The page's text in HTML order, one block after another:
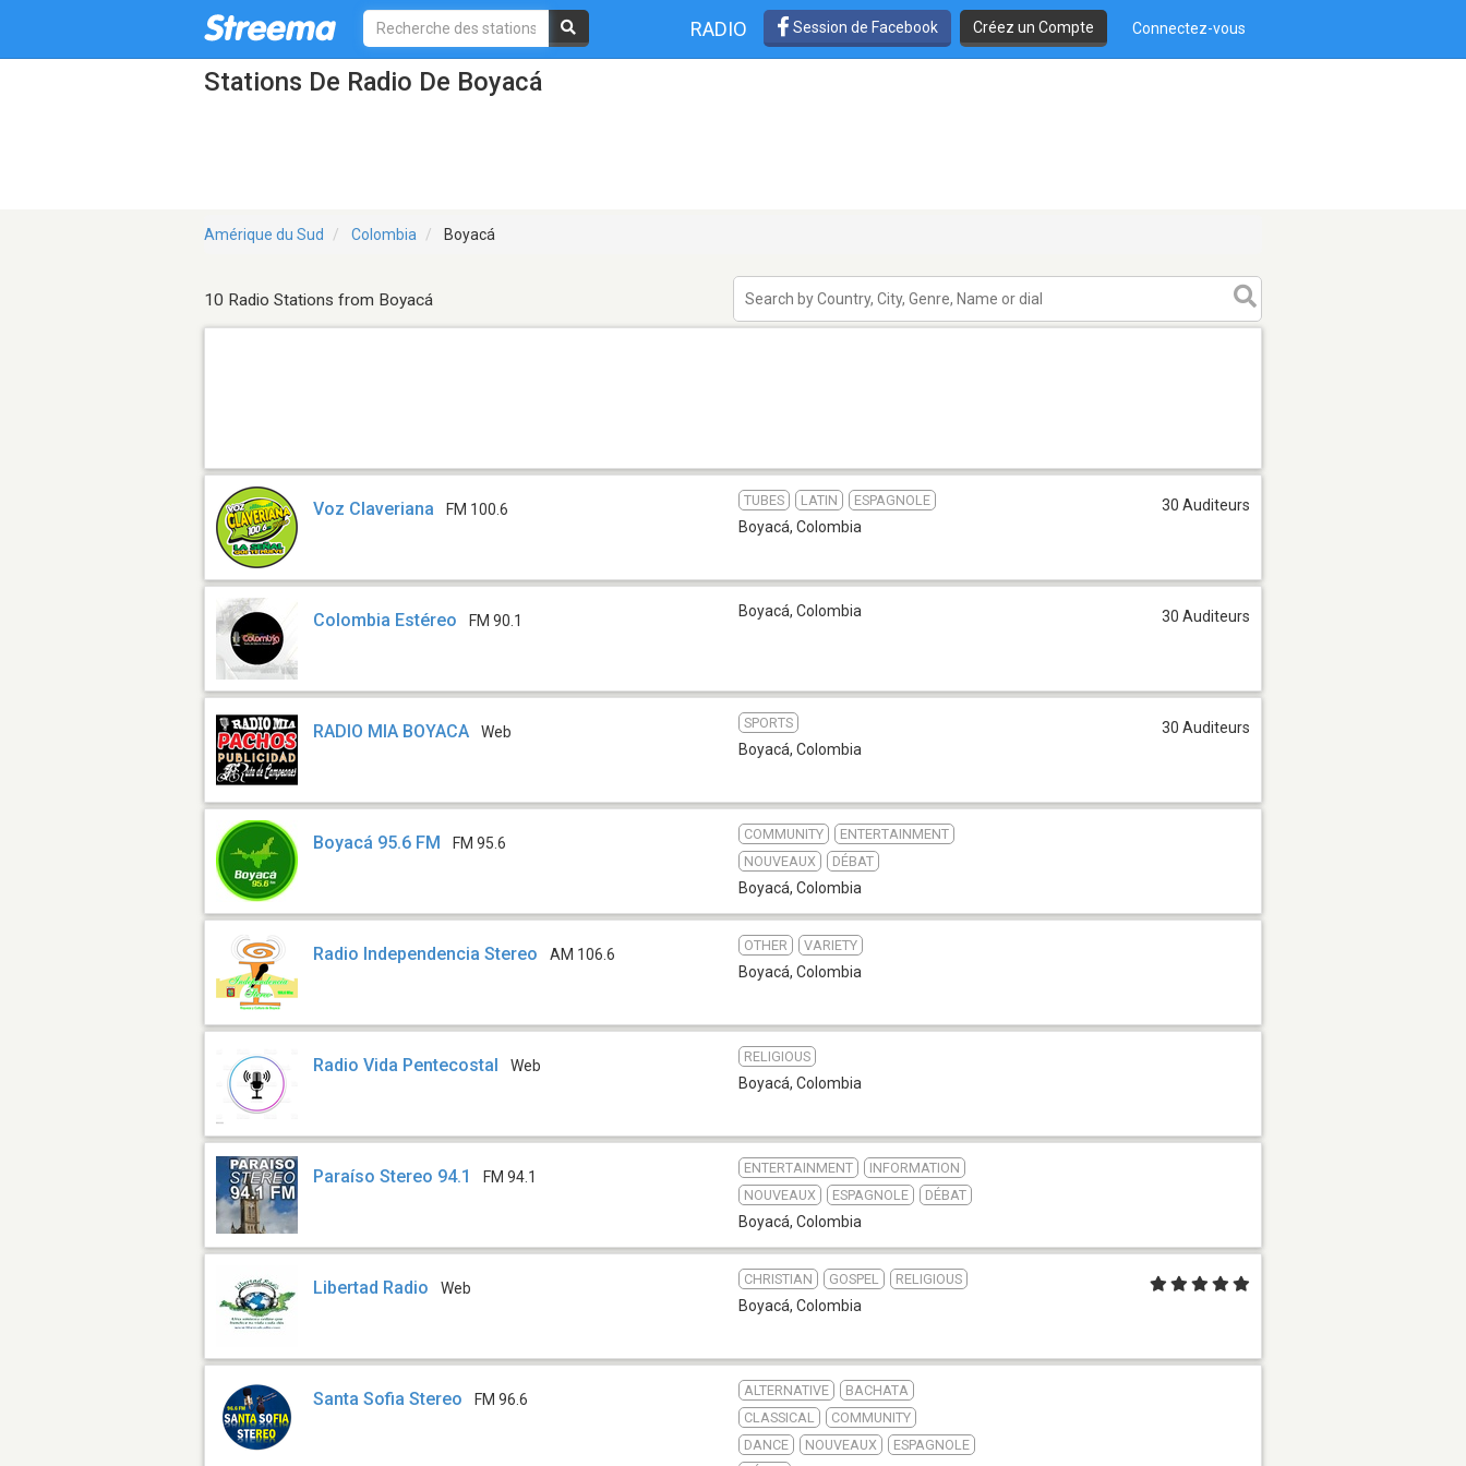
RADIO Session de Facebook Créez un Compte Connectez-vous
Stations De Radio De Boyacá
Amérique du Sud Colombia Boyacá
10 Radio Stations from Boyacá
Voz Claveriana FM 100.6
TUBES LATIN ESPAGNOLE
Boyacá, Colombia
30 Auditeurs
Colombia Estéreo FM 90.1
Boyacá, Colombia 30 Auditeurs
RADIO MIA BOYACA Web
SPORTS
Boyacá, Colombia
30 Auditeurs
Boyacá 95.6 FM FM 95.6
COMMUNITY
ENTERTAINMENT
NOUVEAUX
DÉBAT
Boyacá, Colombia
Radio Independencia Stereo AM 106.6
OTHER VARIETY
Boyacá, Colombia
Radio Vida Pentecostal Web
RELIGIOUS
Boyacá, Colombia
Paraíso Stereo 94.1 FM 94.1
ENTERTAINMENT
INFORMATION
NOUVEAUX
ESPAGNOLE DÉBAT
Boyacá, Colombia
Libertad Radio Web
CHRISTIAN GOSPEL RELIGIOUS
Boyacá, Colombia
Santa Sofia Stereo FM 96.6
ALTERNATIVE
BACHATA
CLASSICAL
COMMUNITY
DANCE
NOUVEAUX
ESPAGNOLE